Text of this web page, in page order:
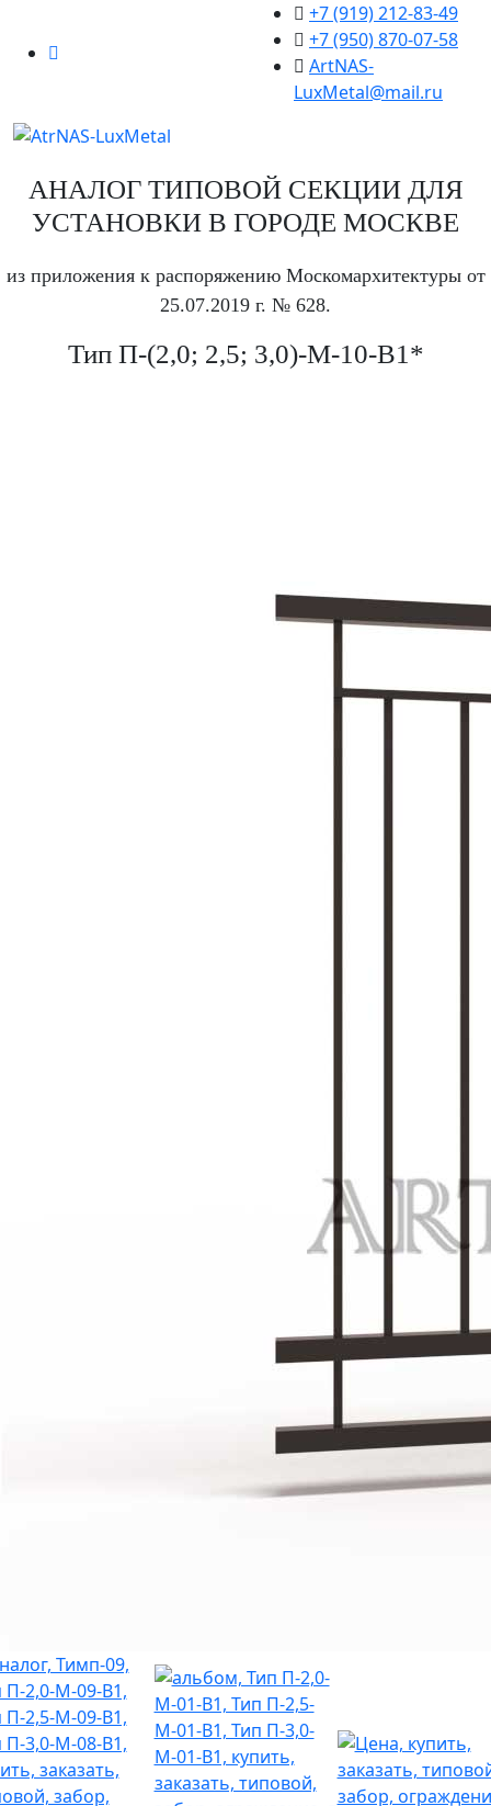
+7 (919) 212-83-49
+7 (950) 870-07-58
ArtNAS-
LuxMetal@mail.ru
АНАЛОГ ТИПОВОЙ СЕКЦИИ ДЛЯ
УСТАНОВКИ В ГОРОДЕ МОСКВЕ
из приложения к распоряжению Москомархитектуры от
25.07.2019 г. № 628.
Тип П-(2,0; 2,5; 3,0)-М-10-В1*